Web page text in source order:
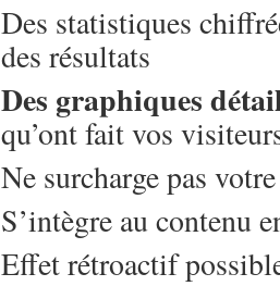
Des statistiques
des résultats
Des graphiques
qu’ont fait vos
Ne surcharge pas
S’intègre au contenu
Effet rétroactif